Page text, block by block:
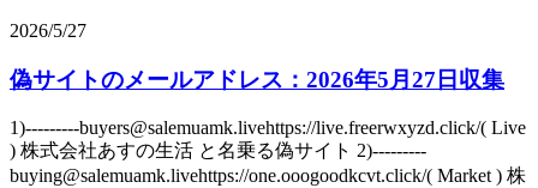
2026/5/27
偽サイトのメールアドレス：2026年5月27日収集
1)---------buyers@salemuamk.livehttps://live.freerwxyzd.click/( Live
) 株式会社あすの生活 と名乗る偽サイト 2)---------
buying@salemuamk.livehttps://one.ooogoodkcvt.click/( Market ) 株